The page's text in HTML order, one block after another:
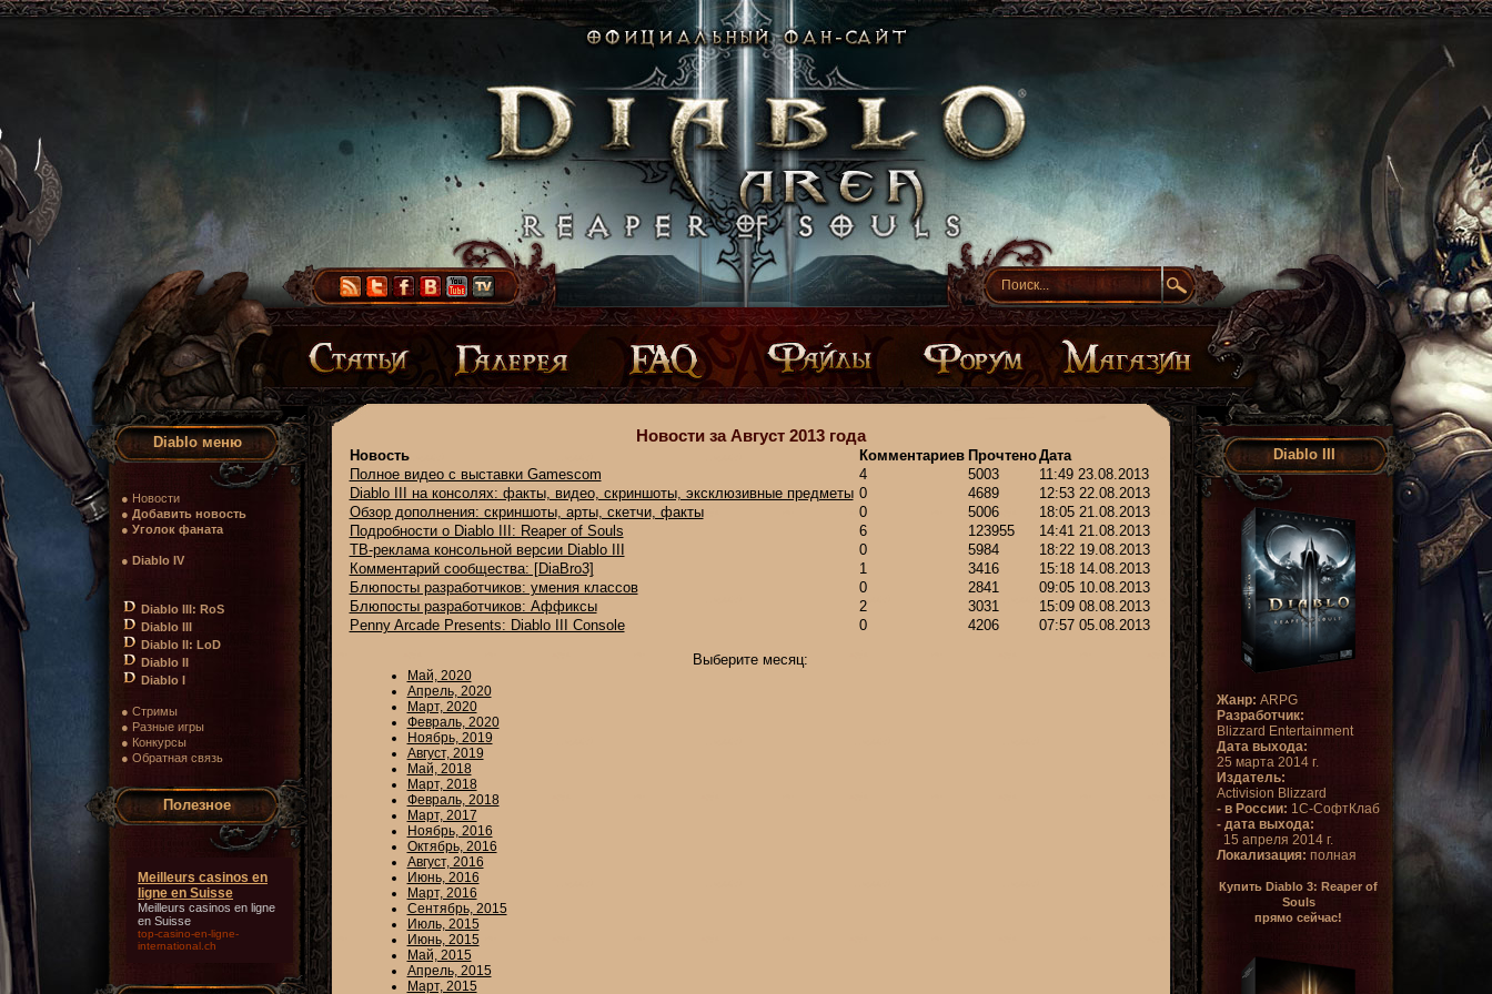
Diablo меню
● Новости
● Добавить новость
● Уголок фаната
● Diablo IV
Diablo III: RoS
Diablo III
Diablo II: LoD
Diablo II
Diablo I
● Стримы
● Разные игры
● Конкурсы
● Обратная связь
Полезное
Meilleurs casinos en
ligne en Suisse
Meilleurs casinos en ligne
en Suisse
top-casino-en-ligne-
international.ch
Новости за Август 2013 года
Новость Комментариев ПрочтеноДата
Полное видео с выставки Gamescom
4 5003
11:49 23.08.2013
Diablo III на консолях: факты, видео, скриншоты, эксклюзивные предметы 0 4689
12:53 22.08.2013
Обзор дополнения: скриншоты, арты, скетчи, факты
0 5006
18:05 21.08.2013
Подробности о Diablo III: Reaper of Souls
6 123955
14:41 21.08.2013
ТВ-реклама консольной версии Diablo III
0 5984
18:22 19.08.2013
Комментарий сообщества: [DiaBro3]
1 3416
15:18 14.08.2013
Блюпосты разработчиков: умения классов
0 2841
09:05 10.08.2013
Блюпосты разработчиков: Аффиксы
2 3031
15:09 08.08.2013
Penny Arcade Presents: Diablo III Console
0 4206 07:57 05.08.2013
Выберите месяц:
Май, 2020
Апрель, 2020
Март, 2020
Февраль, 2020
Ноябрь, 2019
Август, 2019
Май, 2018
Март, 2018
Февраль, 2018
Март, 2017
Ноябрь, 2016
Октябрь, 2016
Август, 2016
Июнь, 2016
Март, 2016
Сентябрь, 2015
Июль, 2015
Июнь, 2015
Май, 2015
Апрель, 2015
Март, 2015
Diablo III
Жанр: ARPG
Разработчик:
Blizzard Entertainment
Дата выхода:
25 марта 2014 г.
Издатель:
Activision Blizzard
- в России: 1С-СофтКлаб
- дата выхода:
15 апреля 2014 г.
Локализация: полная
Купить Diablo 3: Reaper of
Souls
прямо сейчас!